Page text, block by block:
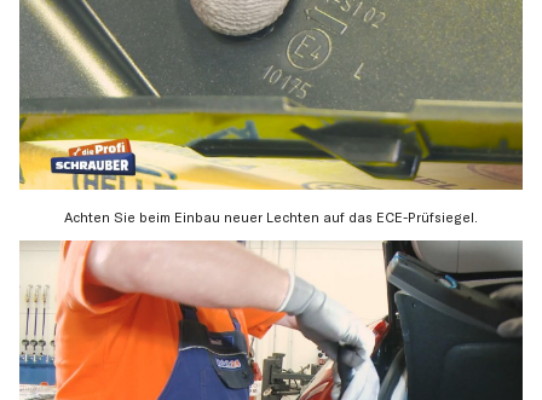
Achten Sie beim Einbau neuer Lechten auf das ECE-Prüfsiegel.